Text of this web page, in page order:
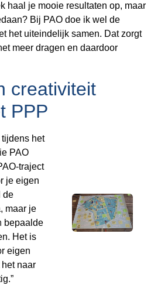
haal je mooie resultaten op, maar
Bij PAO doe ik wel de
het uiteindelijk samen. Dat zorgt
meer dragen en daardoor
creativiteit
PPP
het
PAO
traject
je eigen
de
maar je
bepaalde
Het is
eigen
naar